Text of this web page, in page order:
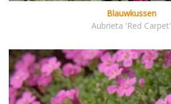
Blauwkussen
Aubrieta 'Red Carpet'